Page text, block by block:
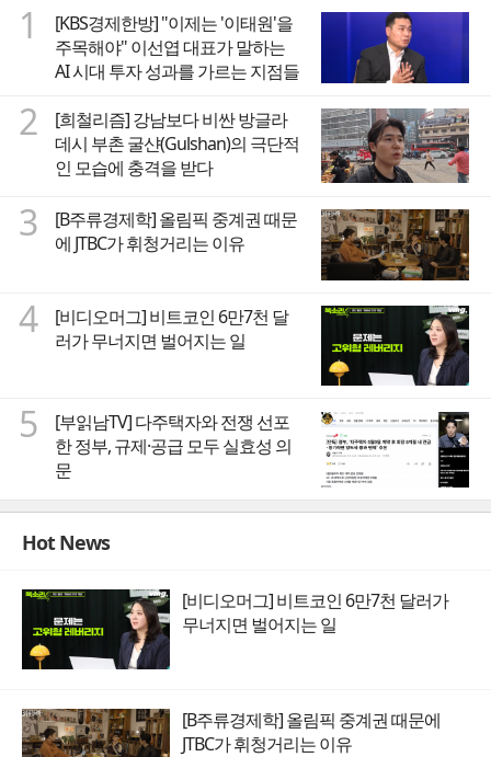
1
[KBS경제한방] "이제는 '이태원'을
주목해야" 이선엽 대표가 말하는
AI 시대 투자 성과를 가르는 지점들
2
[희철리즘] 강남보다 비싼 방글라
데시 부촌 굴샨(Gulshan)의 극단적
인 모습에 충격을 받다
3
[B주류경제학] 올림픽 중계권 때문
에 JTBC가 휘청거리는 이유
4
[비디오머그] 비트코인 6만7천 달
러가 무너지면 벌어지는 일
5
[부읽남TV] 다주택자와 전쟁 선포
한 정부, 규제·공급 모두 실효성 의
문
Hot News
[비디오머그] 비트코인 6만7천 달러가
무너지면 벌어지는 일
[B주류경제학] 올림픽 중계권 때문에
JTBC가 휘청거리는 이유